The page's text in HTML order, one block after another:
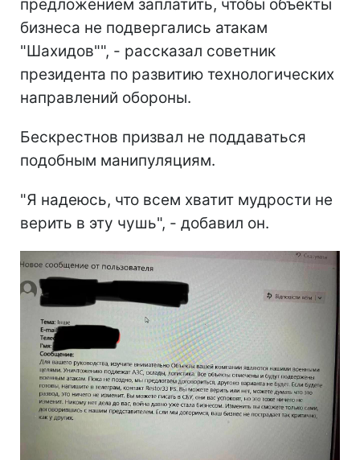
предложением заплатить, чтобы объекты
бизнеса не подвергались атакам
"Шахидов"", - рассказал советник
президента по развитию технологических
направлений обороны.
Бескрестнов призвал не поддаваться
подобным манипуляциям.
"Я надеюсь, что всем хватит мудрости не
верить в эту чушь", - добавил он.